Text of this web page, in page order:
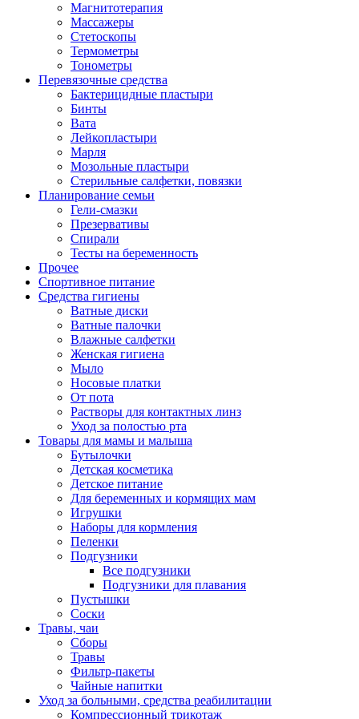
Магнитотерапия
Массажеры
Стетоскопы
Термометры
Тонометры
Перевязочные средства
Бактерицидные пластыри
Бинты
Вата
Лейкопластыри
Марля
Мозольные пластыри
Стерильные салфетки, повязки
Планирование семьи
Гели-смазки
Презервативы
Спирали
Тесты на беременность
Прочее
Спортивное питание
Средства гигиены
Ватные диски
Ватные палочки
Влажные салфетки
Женская гигиена
Мыло
Носовые платки
От пота
Растворы для контактных линз
Уход за полостью рта
Товары для мамы и малыша
Бутылочки
Детская косметика
Детское питание
Для беременных и кормящих мам
Игрушки
Наборы для кормления
Пеленки
Подгузники
Все подгузники
Подгузники для плавания
Пустышки
Соски
Травы, чаи
Сборы
Травы
Фильтр-пакеты
Чайные напитки
Уход за больными, средства реабилитации
Компрессионный трикотаж